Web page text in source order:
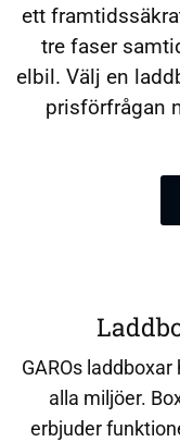
ett
tre faser
elbil. Välj en
prisförfrågan
GAROs
alla miljöer.
erbjuder